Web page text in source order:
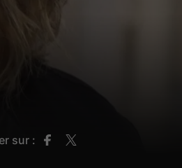
sur :